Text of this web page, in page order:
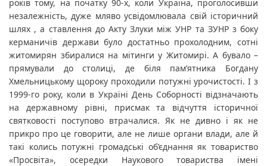
років тому, на початку 90-х, коли Україна, проголосивши
незалежність, дуже мляво усвідомлювала свій історичний
шлях , а ставлення до Акту Злуки між УНР та ЗУНР з боку
керманичів держави було достатньо прохолодним, сотні
житомирян збиралися на мітинги у Житомирі. А бувало –
прямували до столиці, де біля пам’ятника Богдану
Хмельницькому щороку проходили потужні урочистості. І з
1999-го року, коли в Україні День Соборності відзначають
на державному рівні, присмак та відчуття історичної
святковості поступово втрачалися. Як не дивно і як не
прикро про це говорити, але не лише органи влади, але й
такі колись потужні громадські об’єднання як товариство
«Просвіта», осередки Наукового товариства імені